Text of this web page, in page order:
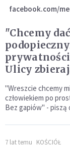
facebook.com/
"Chcemy
Ulicy
"Wreszcie chcemy
człowiekiem po
Bez gapiów" - piszą
7 lat temu KOŚCIÓŁ